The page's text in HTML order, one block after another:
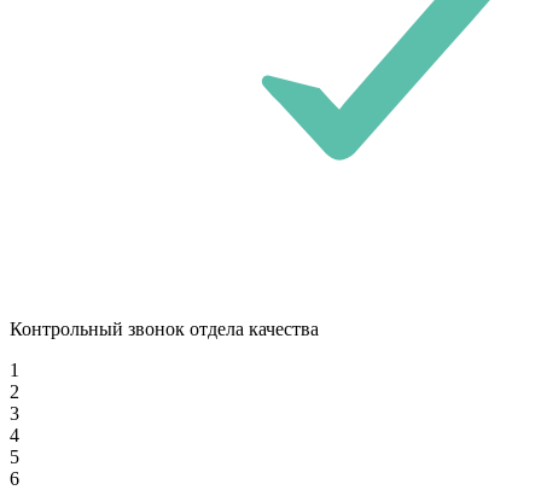
Контрольный звонок отдела качества
1
2
3
4
5
6